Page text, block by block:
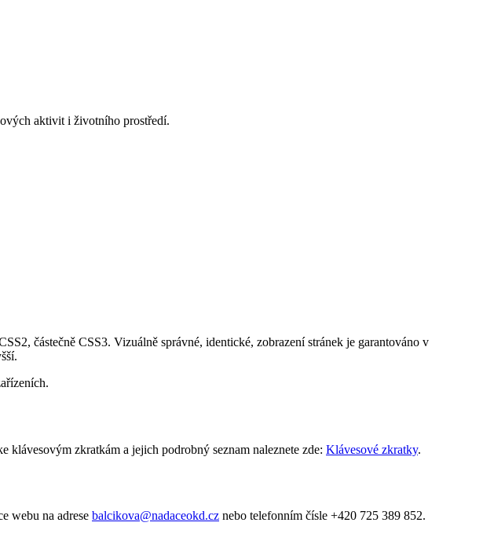
aktivit i životního prostředí.
částečně CSS3. Vizuálně správné, identické, zobrazení stránek je garantováno v
klávesovým zkratkám a jejich podrobný seznam naleznete zde: Klávesové zkratky.
webu na adrese balcikova@nadaceokd.cz nebo telefonním čísle +420 725 389 852.